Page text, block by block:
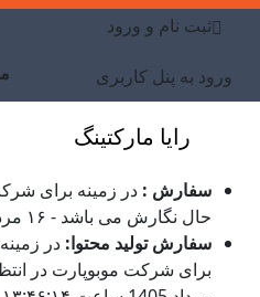
ثبت نام و ورود
ورود به پنل کاربری
رایا مارکتینگ
سفارش : در زمینه برای
حال نگارش می باشد - ۱۶ مرداد 1405 ساعت ۱۴:۱۰:۰۱
سفارش تولید محتوا: در